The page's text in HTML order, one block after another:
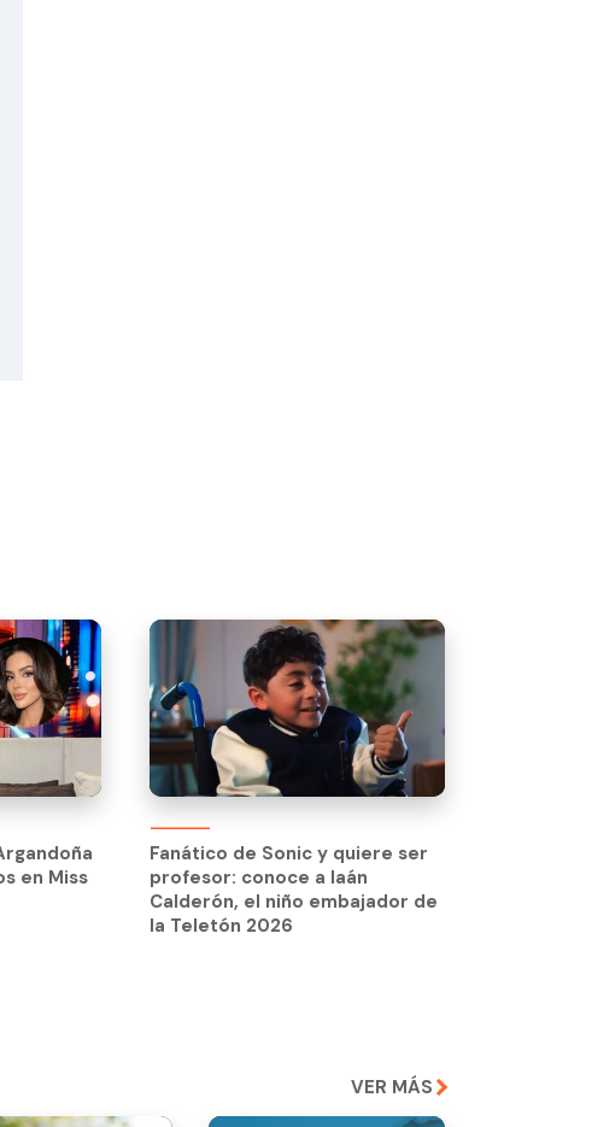
en Miss
profesor: conoce a Iaán
Calderón, el niño embajador de
la Teletón 2026
Fanático de Sonic y quiere ser
profesor: conoce a Iaán
Calderón, el niño embajador de
la Teletón 2026
VER MÁS